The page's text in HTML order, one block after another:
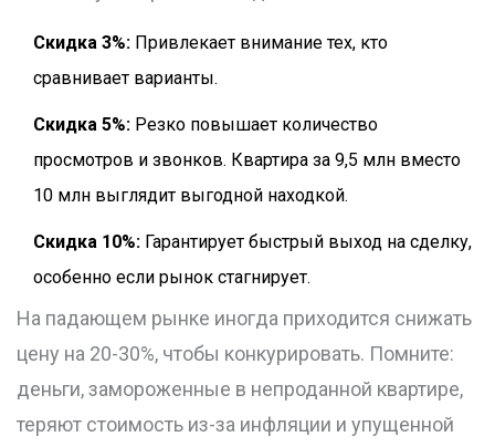
Скидка 3%: Привлекает внимание тех, кто
сравнивает варианты.
Скидка 5%: Резко повышает количество
просмотров и звонков. Квартира за 9,5 млн вместо
10 млн выглядит выгодной находкой.
Скидка 10%: Гарантирует быстрый выход на сделку,
особенно если рынок стагнирует.
На падающем рынке иногда приходится снижать
цену на 20-30%, чтобы конкурировать. Помните:
деньги, замороженные в непроданной квартире,
теряют стоимость из-за инфляции и упущенной